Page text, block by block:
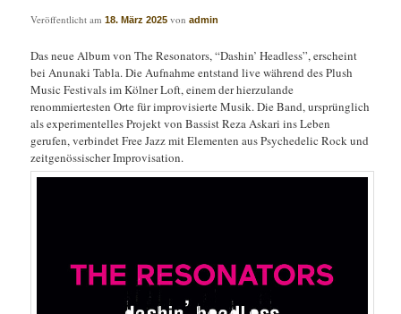
Veröffentlicht am18. März 2025 vonadmin
Das neue Album von The Resonators, “Dashin’ Headless”, erscheint
bei Anunaki Tabla. Die Aufnahme entstand live während des Plush
Music Festivals im Kölner Loft, einem der hierzulande
renommiertesten Orte für improvisierte Musik. Die Band, ursprünglich
als experimentelles Projekt von Bassist Reza Askari ins Leben
gerufen, verbindet Free Jazz mit Elementen aus Psychedelic Rock und
zeitgenössischer Improvisation.